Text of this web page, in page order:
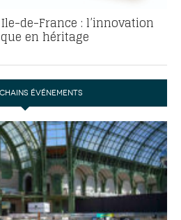
de-France : l’innovation
en héritage
ÉVÉNEMENTS